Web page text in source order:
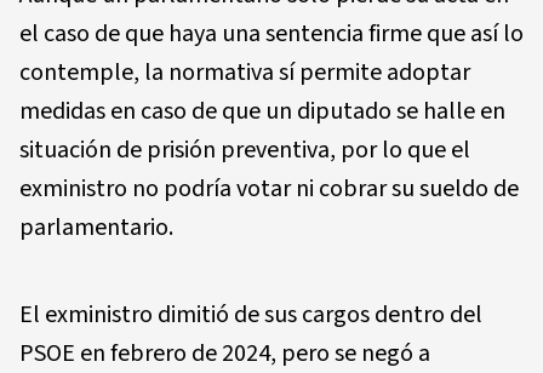
el caso de que haya una sentencia firme que así lo
contemple, la normativa sí permite adoptar
medidas en caso de que un diputado se halle en
situación de prisión preventiva, por lo que el
exministro no podría votar ni cobrar su sueldo de
parlamentario.
El exministro dimitió de sus cargos dentro del
PSOE en febrero de 2024, pero se negó a